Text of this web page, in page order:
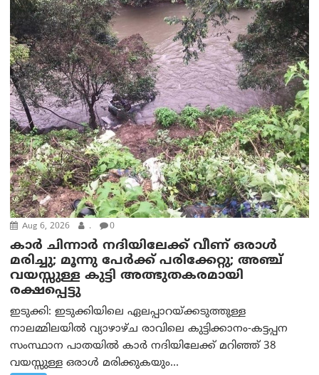
Aug 6, 2026 . 0
കാര്‍ ചിന്നാര്‍ നദിയിലേക്ക് വീണ് ഒരാള്‍
മരിച്ചു; മൂന്നു പേര്‍ക്ക് പരിക്കേറ്റു; അഞ്ച്
വയസ്സുള്ള കുട്ടി അത്ഭുതകരമായി
രക്ഷപ്പെട്ടു
ഇടുക്കി: ഇടുക്കിയിലെ ഏലപ്പാറയ്ക്കടുത്തുള്ള
നാലമ്മിലയിൽ വ്യാഴാഴ്ച രാവിലെ കുട്ടിക്കാനം-കട്ടപ്പന
സംസ്ഥാന പാതയിൽ കാർ നദിയിലേക്ക് മറിഞ്ഞ് 38
വയസ്സുള്ള ഒരാൾ മരിക്കുകയും...